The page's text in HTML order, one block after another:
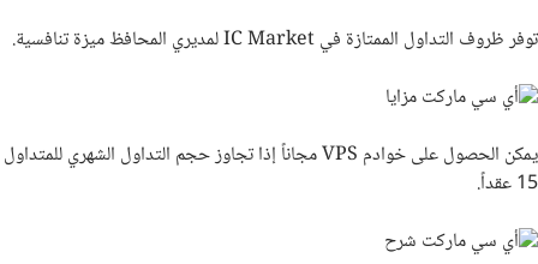
توفر ظروف التداول الممتازة فيIC Marketلمديري المحافظ ميزة تنافسية.
يمكن الحصول على خوادم VPSمجاناً إذا تجاوز حجم التداول الشهري للمتداول
15 عقداً.